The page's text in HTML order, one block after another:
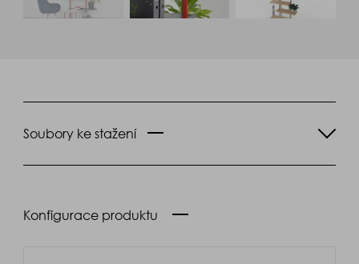
Soubory ke stažení
Konfigurace produktu